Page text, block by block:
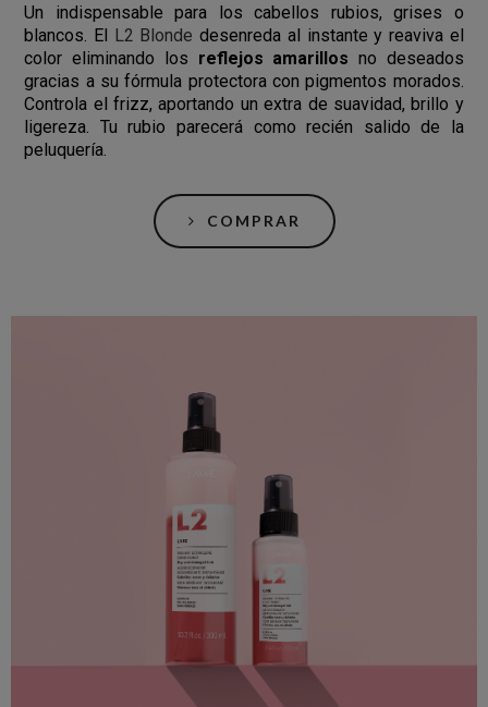
Un indispensable para los cabellos rubios, grises o
blancos. El L2 Blonde desenreda al instante y reaviva el
color eliminando los reflejos amarillos no deseados
gracias a su fórmula protectora con pigmentos morados.
Controla el frizz, aportando un extra de suavidad, brillo y
ligereza. Tu rubio parecerá como recién salido de la
peluquería.
COMPRAR